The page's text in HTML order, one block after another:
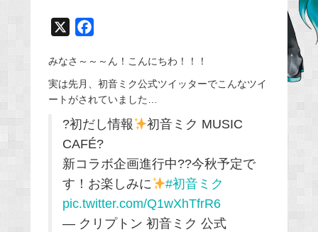
c
e
b
o
o
みなさ～～～ん！こんにちわ！！！
実は先月、初音ミク公式ツイッターでこんなツイ
ートがされていました…
?初だし情報
初音ミク MUSIC
CAFÉ?
新コラボ企画進行中??今秋予定で
す！お楽しみに
#初音ミク
pic.twitter.com/Q1wXhTfrR6
— クリプトン 初音ミク 公式